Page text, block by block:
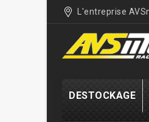
L'entreprise
DESTOCKAGE